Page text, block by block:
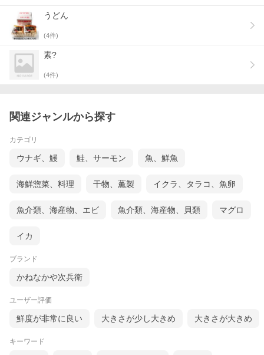
うどん
(4件)
素?
(4件)
関連ジャンルから探す
カテゴリ
ウナギ、鰻 鮭、サーモン 魚、鮮魚
海鮮惣菜、料理 干物、薫製 イクラ、タラコ、魚卵
魚介類、海産物、エビ 魚介類、海産物、貝類 マグロ
イカ
ブランド
かねなかや次兵衛
ユーザー評価
鮮度が非常に良い 大きさが少し大きめ 大きさが大きめ
キーワード